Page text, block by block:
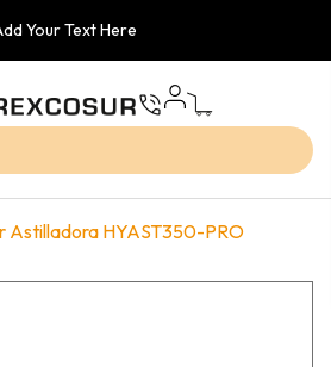
Your Text Here
Astilladora HYAST350-PRO